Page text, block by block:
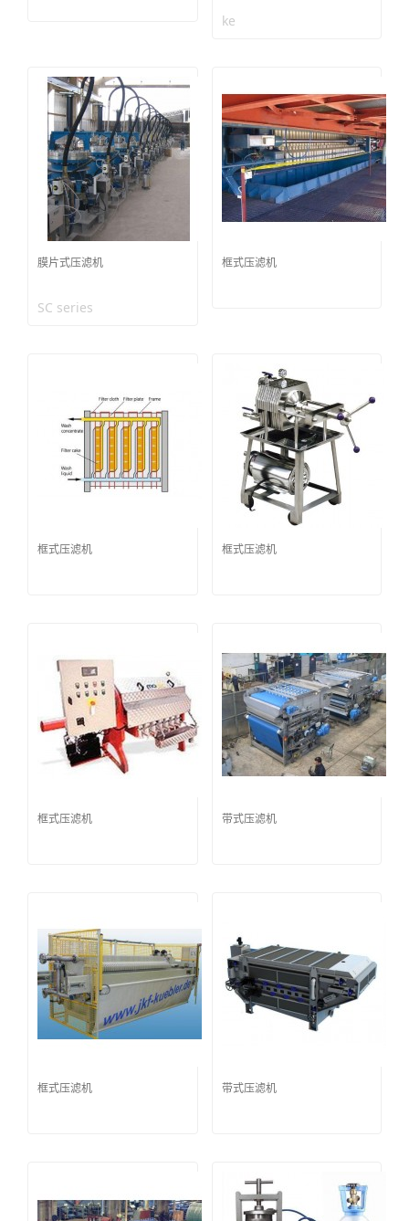
ke
膜片式压滤机
SC series
框式压滤机
框式压滤机 框式压滤机
框式压滤机 带式压滤机
框式压滤机 带式压滤机